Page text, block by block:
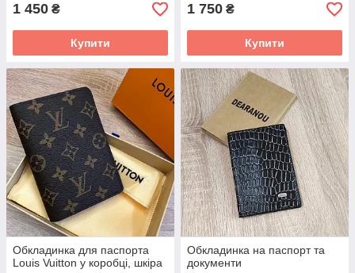
1 450 ₴
Купити
1 750 ₴
Купити
Обкладинка для паспорта
Louis Vuitton у коробці, шкіра
Обкладинка на паспорт та
документи